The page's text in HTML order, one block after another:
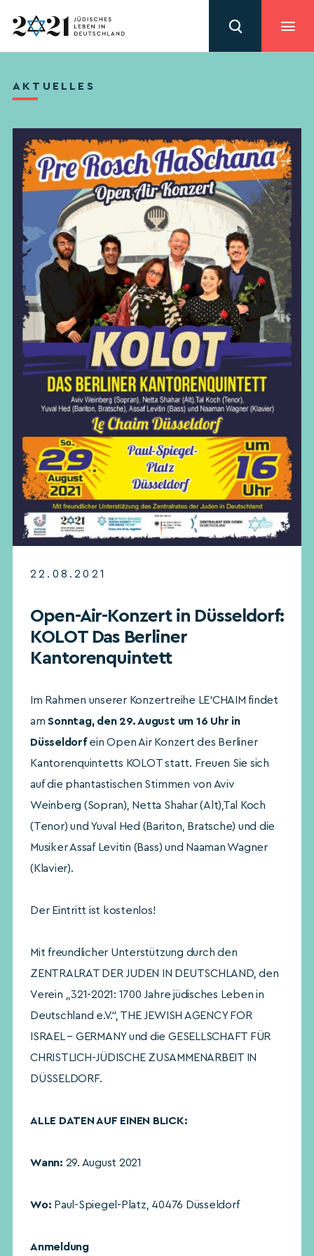
AKTUELLES
22.08.2021
Open-Air-Konzert in Düsseldorf:
KOLOT Das Berliner
Kantorenquintett
Im Rahmen unserer Konzertreihe LE‘CHAIM findet
amSonntag, den 29. August um 16 Uhr in
Düsseldorfein Open Air Konzert des Berliner
Kantorenquintetts KOLOT statt. Freuen Sie sich
auf die phantastischen Stimmen von Aviv
Weinberg (Sopran), Netta Shahar (Alt),Tal Koch
(Tenor) und Yuval Hed (Bariton, Bratsche) und die
Musiker Assaf Levitin (Bass) und Naaman Wagner
(Klavier).
Der Eintritt ist kostenlos!
Mit freundlicher Unterstützung durch den
ZENTRALRAT DER JUDEN IN DEUTSCHLAND, den
Verein „321-2021: 1700 Jahre jüdisches Leben in
Deutschland e.V.“, THE JEWISH AGENCY FOR
ISRAEL – GERMANY und die GESELLSCHAFT FÜR
CHRISTLICH-JÜDISCHE ZUSAMMENARBEIT IN
DÜSSELDORF.
ALLE DATEN AUF EINEN BLICK:
Wann: 29. August 2021
Wo: Paul-Spiegel-Platz, 40476 Düsseldorf
Anmeldung